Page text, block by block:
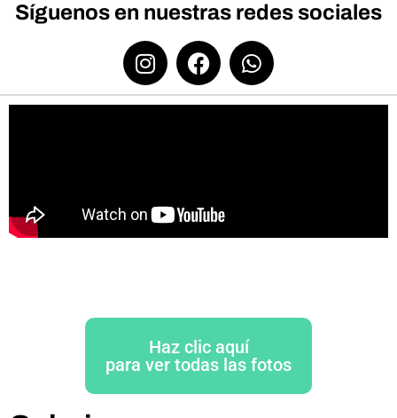
Síguenos en nuestras redes sociales
Haz clic aquí
para ver todas las fotos